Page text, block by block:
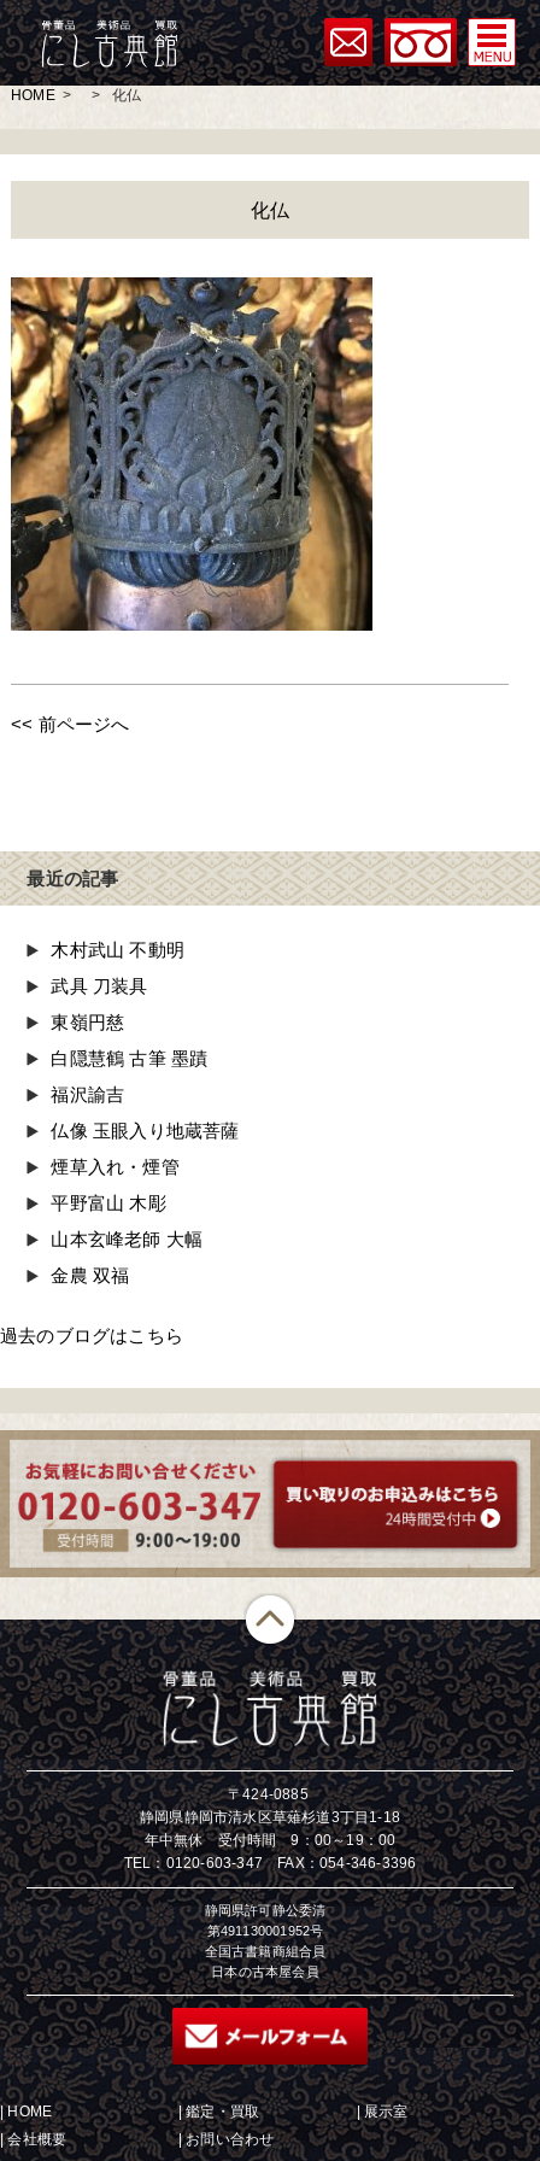
HOME> > 化仏
化仏
<< 前ページへ
最近の記事
木村武山 不動明
武具 刀装具
東嶺円慈
白隠慧鶴 古筆 墨蹟
福沢諭吉
仏像 玉眼入り地蔵菩薩
煙草入れ・煙管
平野富山 木彫
山本玄峰老師 大幅
金農 双福
過去のブログはこちら
〒424-0885
静岡県静岡市清水区草薙杉道3丁目1-18
年中無休 受付時間 9：00～19：00
TEL： 0120-603-347FAX：054-346-3396
静岡県許可静公委清
第491130001952号
全国古書籍商組合員
日本の古本屋会員
|HOME |鑑定・買取 |展示室
|会社概要 |お問い合わせ